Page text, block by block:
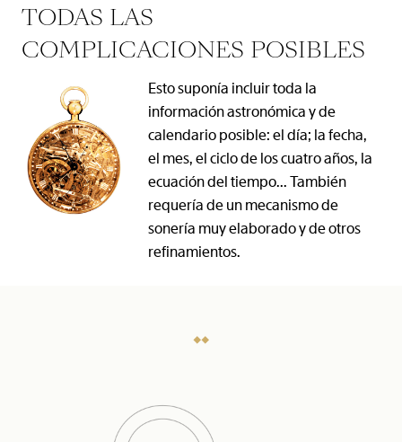
TODAS LAS
COMPLICACIONES POSIBLES
Esto suponía incluir toda la
información astronómica y de
calendario posible: el día; la fecha,
el mes, el ciclo de los cuatro años, la
ecuación del tiempo... También
requería de un mecanismo de
sonería muy elaborado y de otros
refinamientos.